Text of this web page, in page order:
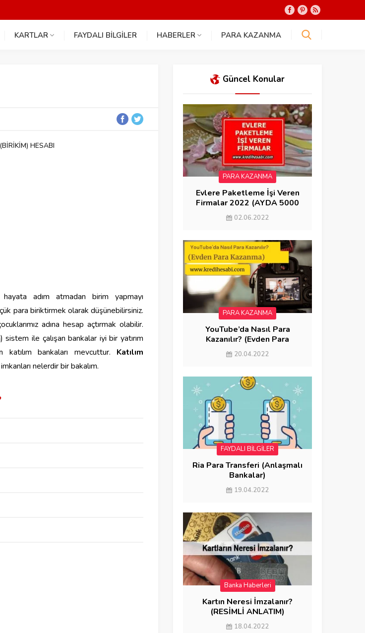
KARTLAR FAYDALI BİLGİLER HABERLER PARA KAZANMA
adım atmadan birim yapmayı
para biriktirmek olarak düşünebilirsiniz.
adına hesap açtırmak olabilir.
sistem ile çalışan bankalar iyi bir yatırım
bankaları mevcuttur. Katılım
nelerdir bir bakalım.
Güncel Konular
PARA KAZANMA
Evlere Paketleme İşi Veren
Firmalar 2022 (AYDA 5000
KAZAN)
02.06.2022
PARA KAZANMA
YouTube’da Nasıl Para
Kazanılır? (Evden Para
Kazanma)
20.04.2022
FAYDALI BİLGİLER
Ria Para Transferi (Anlaşmalı
Bankalar)
19.04.2022
Banka Haberleri
FAYDALI BİLGİLER
Kartın Neresi İmzalanır?
(RESİMLİ ANLATIM)
18.04.2022